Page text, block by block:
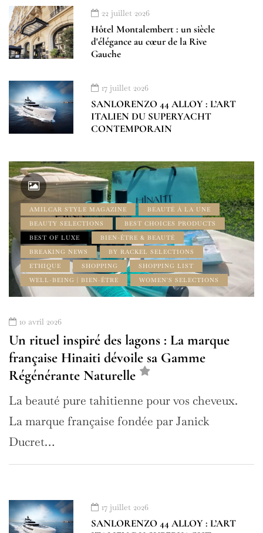
22 juillet 2026
Hôtel Montalembert : un siècle
d'élégance au cœur de la Rive
Gauche
17 juillet 2026
SANLORENZO 44 ALLOY : L’ART
ITALIEN DU SUPERYACHT
CONTEMPORAIN
AMILCAR STYLE MAGAZINE
BEAUTÉ À LA UNE
BEAUTY SELECTIONS
BEST CHOICES PRODUCTS
BEST OF LUXE
BIEN-ÊTRE & BEAUTÉ
BREAKING NEWS
BY RACKEL SELECTIONS
ETHIQUE
SHOPPING
SHOPPING LIST
WELL-BEING | BIEN-ÊTRE
WOMEN'S SELECTIONS
10 avril 2026
Un rituel inspiré des lagons : La marque
française Hinaiti dévoile sa Gamme
Régénérante Naturelle
La beauté pure tahitienne pour vos cheveux.
La marque française fondée par Janick
Ducret…
17 juillet 2026
SANLORENZO 44 ALLOY : L’ART